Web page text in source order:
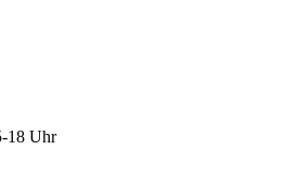
18 Uhr